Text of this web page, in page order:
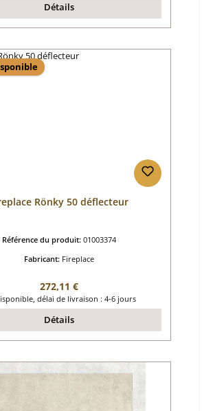
Détails
Rönky 50 déflecteur
Référence du produit: 01003374
Fabricant: Fireplace
Prix régulier :
272,11 €
délai de livraison : 4-6 jours
Détails